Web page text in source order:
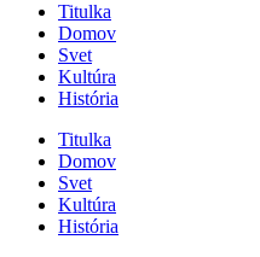
Titulka
Domov
Svet
Kultúra
História
Titulka
Domov
Svet
Kultúra
História